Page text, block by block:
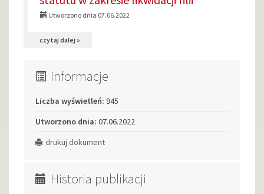
Biblioteki
program
jej
określającej
działalności
Miejskiej
Biblioteki
w
Utworzono dnia 07.06.2022
czytaj dalej »
Uchwała
LII/346/2022
Rady
Szadek
Informacje
Liczba wyświetleń: 945
Utworzono dnia: 07.06.2022
drukuj dokument
Historia publikacji